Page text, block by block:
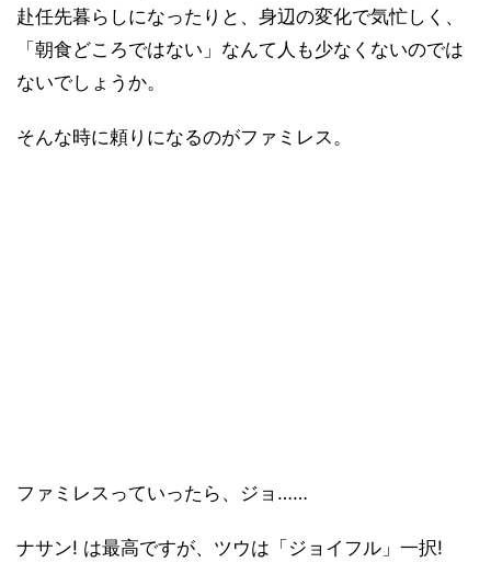
赴任先暮らしになったりと、身辺の変化で気忙しく、
「朝食どころではない」なんて人も少なくないのでは
ないでしょうか。
そんな時に頼りになるのがファミレス。
ファミレスっていったら、ジョ……
ナサン! は最高ですが、ツウは「ジョイフル」一択!